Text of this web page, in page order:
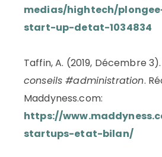
medias/hightech/
start-up-detat-1034834
Taffin, A. (2019, Décembre 3).
conseils #administration.
Maddyness.com:
https://
startups-etat-bilan/